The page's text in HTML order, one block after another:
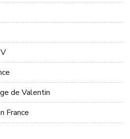
de Valentin
France